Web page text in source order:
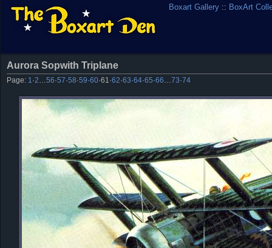
Boxart Gallery :: BoxArt
Aurora Sopwith Triplane
Page: 1 ·2 56·57·58·59·60·61 ·62·63·64·65·66 73·74